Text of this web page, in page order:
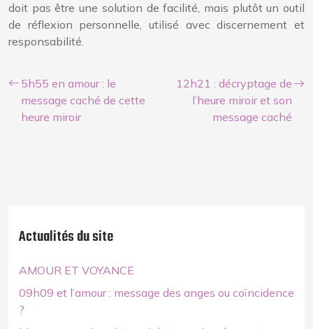
doit pas être une solution de facilité, mais plutôt un outil
de réflexion personnelle, utilisé avec discernement et
responsabilité.
5h55 en amour : le
message caché de cette
heure miroir
12h21 : décryptage de
l’heure miroir et son
message caché
Actualités du site
AMOUR ET VOYANCE
09h09 et l’amour : message des anges ou coïncidence
?